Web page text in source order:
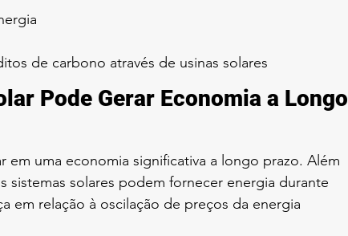
de carbono através de usinas solares
Pode Gerar Economia a Longo
em uma economia significativa a longo prazo. Além
sistemas solares podem fornecer energia durante
em relação à oscilação de preços da energia